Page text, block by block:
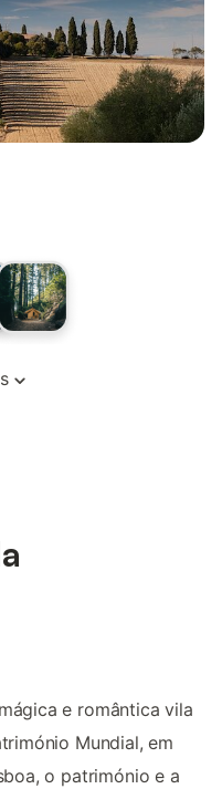
e romântica vila
Mundial, em
o património e a